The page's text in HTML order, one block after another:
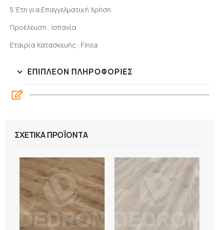
5 Έτη για Επαγγελματική Χρήση
Προέλευση : Ισπανία
Εταιρία Κατασκευής : Finsa
ΕΠΙΠΛΈΟΝ ΠΛΗΡΟΦΟΡΊΕΣ
ΣΧΕΤΙΚΆ ΠΡΟΪΌΝΤΑ